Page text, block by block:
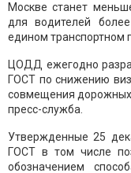
Москве станет
для водителей
едином транспортном
ЦОДД ежегодно
ГОСТ по снижению
совмещения дорожных
пресс-служба.
Утвержденные 25
ГОСТ в том числе
обозначением